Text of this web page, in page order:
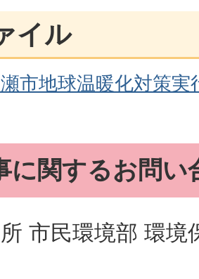
イル
市地球温暖化対策
に関するお問い
市民環境部 環境